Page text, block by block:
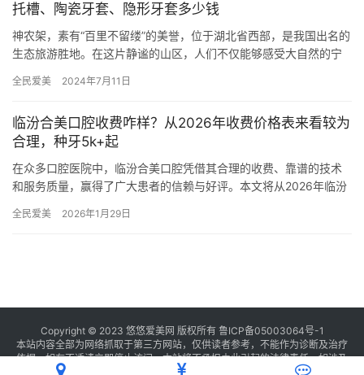
托槽、陶瓷牙套、隐形牙套多少钱
神农架，素有“百里不留缕”的美誉，位于湖北省西部，是我国出名的
生态旅游胜地。在这片静谧的山区，人们不仅能够感受大自然的宁
要…
全民爱美 2024年7月11日
临汾合美口腔收费咋样？从2026年收费价格表来看较为
合理，种牙5k+起
在众多口腔医院中，临汾合美口腔凭借其合理的收费、靠谱的技术
和服务质量，赢得了广大患者的信赖与好评。本文将从2026年临汾
齿…
全民爱美 2026年1月29日
Copyright © 2023 悠悠爱美网 版权所有 鲁ICP备05003064号-1
本站内容全部为网络抓取于第三方网站，仅供读者参考，不能作为诊断及治疗
依据，如有不适请立即停止访问，本站将不承担由此引起的法律责任。如涉及
联系我们